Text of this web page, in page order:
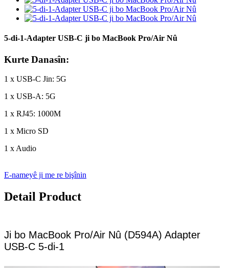
5-di-1-Adapter USB-C ji bo MacBook Pro/Air Nû
Kurte Danasîn:
1 x USB-C Jin: 5G
1 x USB-A: 5G
1 x RJ45: 1000M
1 x Micro SD
1 x Audio
E-nameyê ji me re bişînin
Detail Product
Ji bo MacBook Pro/Air Nû (D594A) Adapter
USB-C 5-di-1